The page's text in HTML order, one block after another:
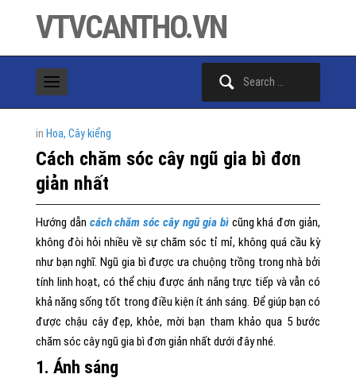
VTVCANTHO.VN
in Hoa, Cây kiểng
Cách chăm sóc cây ngũ gia bì đơn
giản nhất
Hướng dẫn cách chăm sóc cây ngũ gia bì cũng khá đơn giản,
không đòi hỏi nhiều về sự chăm sóc tỉ mỉ, không quá cầu kỳ
như bạn nghĩ. Ngũ gia bì được ưa chuộng trồng trong nhà bởi
tính linh hoạt, có thể chịu được ánh nắng trực tiếp và vẫn có
khả năng sống tốt trong điều kiện ít ánh sáng. Để giúp bạn có
được chậu cây đẹp, khỏe, mời bạn tham khảo qua 5 bước
chăm sóc cây ngũ gia bì đơn giản nhất dưới đây nhé.
1. Ánh sáng